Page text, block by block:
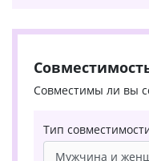
Совместимы ли вы
Тип